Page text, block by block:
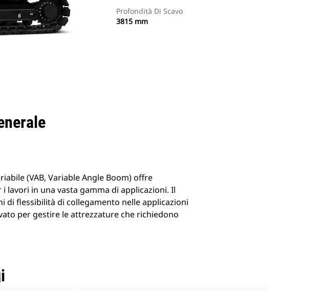
Profondità Di Scavo
3815 mm
(VAB, Variable Angle Boom) offre
lavori in una vasta gamma di applicazioni. Il
di flessibilità di collegamento nelle applicazioni
per gestire le attrezzature che richiedono